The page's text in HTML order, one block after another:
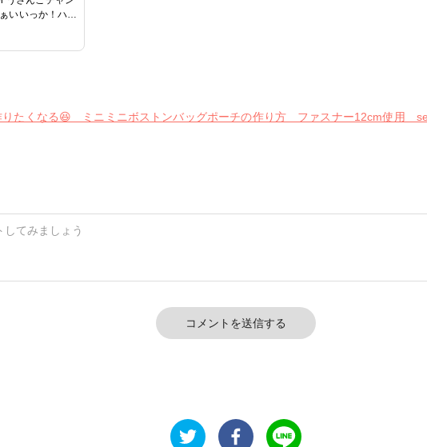
いいっか！ハン
図書 本 書籍 ソ
うさんこチャン
たくなる😆 ミニミニボストンバッグポーチの作り方 ファスナー12cm使用
コメントを送信する